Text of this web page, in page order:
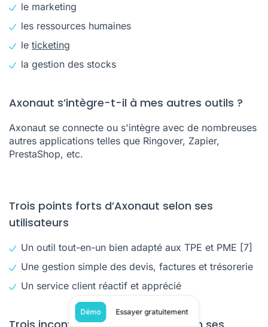
le marketing
les ressources humaines
le ticketing
la gestion des stocks
Axonaut s’intègre-t-il à mes autres outils ?
Axonaut se connecte ou s'intègre avec de nombreuses
autres applications telles que Ringover, Zapier,
PrestaShop, etc.
Trois points forts d’Axonaut selon ses
utilisateurs
Un outil tout-en-un bien adapté aux TPE et PME [7]
Une gestion simple des devis, factures et trésorerie
Un service client réactif et apprécié
Démo Essayer gratuitement